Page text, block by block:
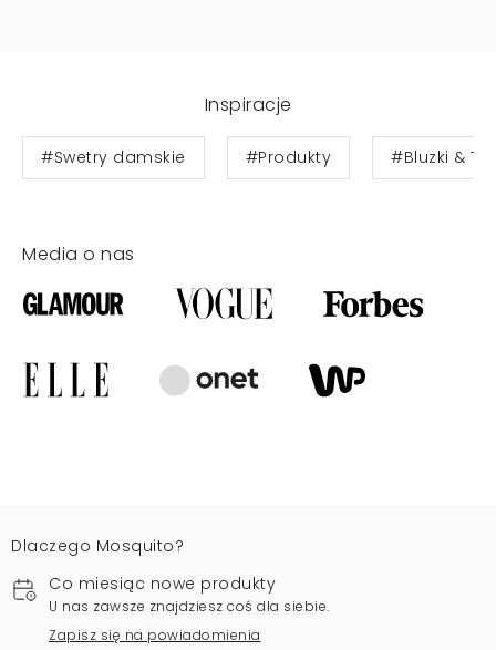
Inspiracje
#Swetry damskie #Produkty #Bluzki &
Media o nas
Dlaczego Mosquito?
Co miesiąc nowe produkty
U nas zawsze znajdziesz coś dla siebie.
Zapisz się na powiadomienia